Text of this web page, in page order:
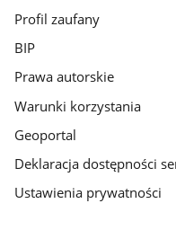
Profil zaufany
BIP
Prawa autorskie
Warunki korzystania
Geoportal
Deklaracja dostępności
Ustawienia prywatności